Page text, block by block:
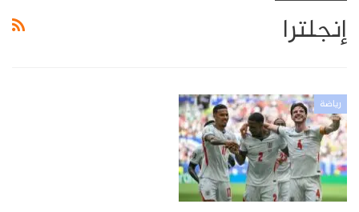
إنجلترا
رياضة